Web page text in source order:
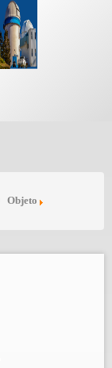
Objeto